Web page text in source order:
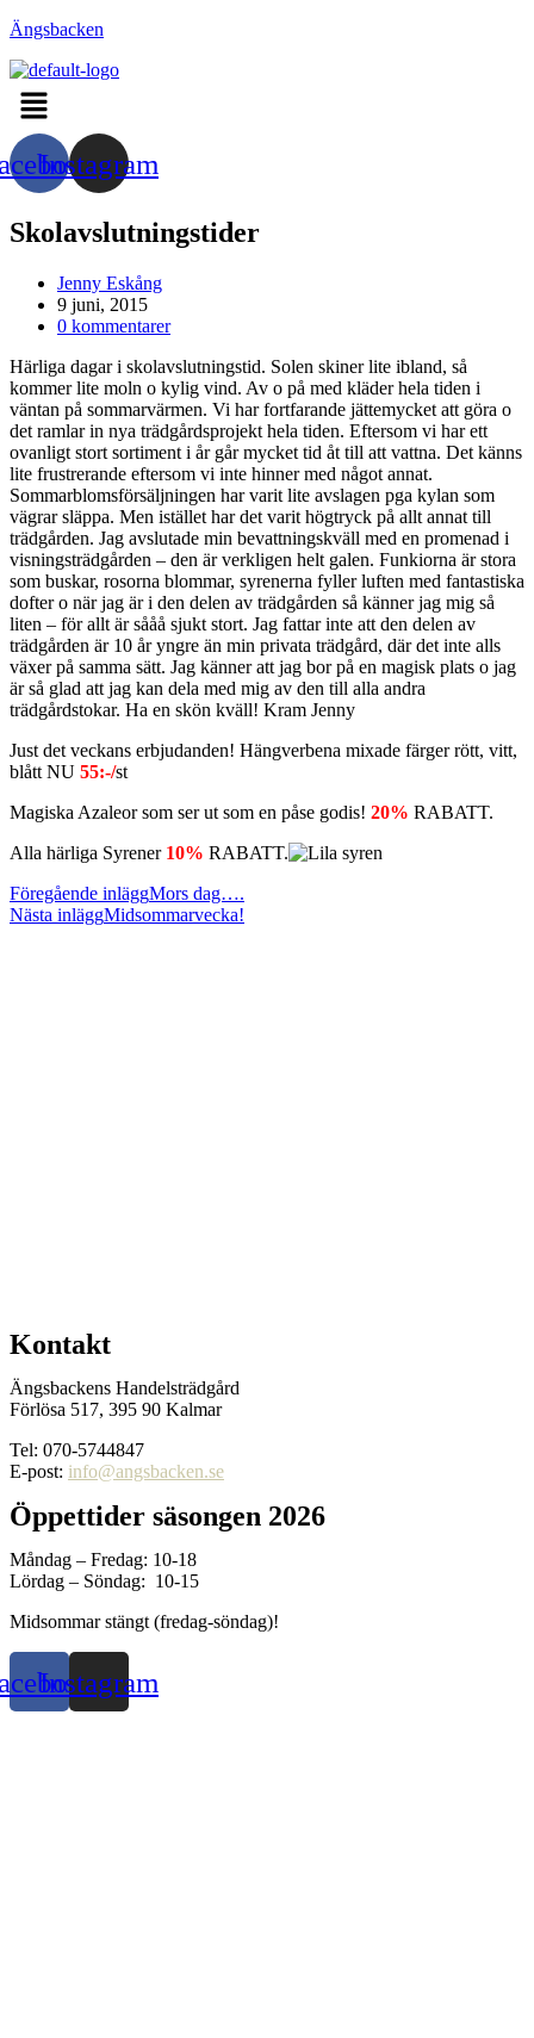
Hoppa
innehållet
Ängsbacken
Menu
Instagram
Skolavslutningstider
Inläggsförfattare:
Jenny Eskång
Inlägget
publicerat:
9 juni, 2015
Kommentarer
inlägget:
0 kommentarer
Härliga dagar i skolavslutningstid. Solen skiner lite ibland, så
kommer lite moln o kylig vind. Av o på med kläder hela tiden i
väntan på sommarvärmen. Vi har fortfarande jättemycket att göra o
det ramlar in nya trädgårdsprojekt hela tiden. Eftersom vi har ett
ovanligt stort sortiment i år går mycket tid åt till att vattna. Det känns
lite frustrerande eftersom vi inte hinner med något annat.
Sommarblomsförsäljningen har varit lite avslagen pga kylan som
vägrar släppa. Men istället har det varit högtryck på allt annat till
trädgården. Jag avslutade min bevattningskväll med en promenad i
visningsträdgården – den är verkligen helt galen. Funkiorna är stora
som buskar, rosorna blommar, syrenerna fyller luften med fantastiska
dofter o när jag är i den delen av trädgården så känner jag mig så
liten – för allt är sååå sjukt stort. Jag fattar inte att den delen av
trädgården är 10 år yngre än min privata trädgård, där det inte alls
växer på samma sätt. Jag känner att jag bor på en magisk plats o jag
är så glad att jag kan dela med mig av den till alla andra
trädgårdstokar. Ha en skön kväll! Kram Jenny
Just det veckans erbjudanden! Hängverbena mixade färger rött, vitt,
blått NU 55:-/st
Magiska Azaleor som ser ut som en påse godis! 20% RABATT.
Alla härliga Syrener 10% RABATT.
Läs
fler
Föregående inläggMors dag….
Nästa inläggMidsommarvecka!
Kontakt
Ängsbackens Handelsträdgård
Förlösa 517, 395 90 Kalmar
Tel: 070-5744847
E-post: info@angsbacken.se
Öppettider säsongen 2026
Måndag – Fredag: 10-18
Lördag – Söndag: 10-15
Midsommar stängt (fredag-söndag)!
Instagram